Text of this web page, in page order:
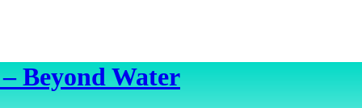
Beyond Water